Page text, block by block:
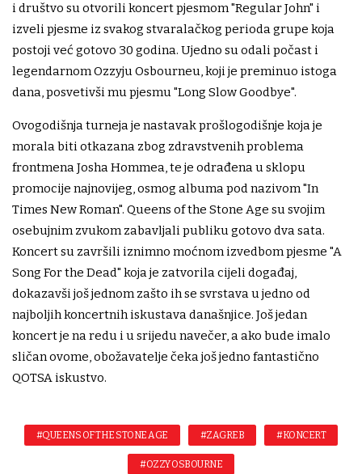
i društvo su otvorili koncert pjesmom "Regular John" i
izveli pjesme iz svakog stvaralačkog perioda grupe koja
postoji već gotovo 30 godina. Ujedno su odali počast i
legendarnom Ozzyju Osbourneu, koji je preminuo istoga
dana, posvetivši mu pjesmu "Long Slow Goodbye".
Ovogodišnja turneja je nastavak prošlogodišnje koja je
morala biti otkazana zbog zdravstvenih problema
frontmena Josha Hommea, te je odrađena u sklopu
promocije najnovijeg, osmog albuma pod nazivom "In
Times New Roman". Queens of the Stone Age su svojim
osebujnim zvukom zabavljali publiku gotovo dva sata.
Koncert su završili iznimno moćnom izvedbom pjesme "A
Song For the Dead" koja je zatvorila cijeli događaj,
dokazavši još jednom zašto ih se svrstava u jedno od
najboljih koncertnih iskustava današnjice. Još jedan
koncert je na redu i u srijedu navečer, a ako bude imalo
sličan ovome, obožavatelje čeka još jedno fantastično
QOTSA iskustvo.
#QUEENS OF THE STONE AGE #ZAGREB #KONCERT
#OZZY OSBOURNE